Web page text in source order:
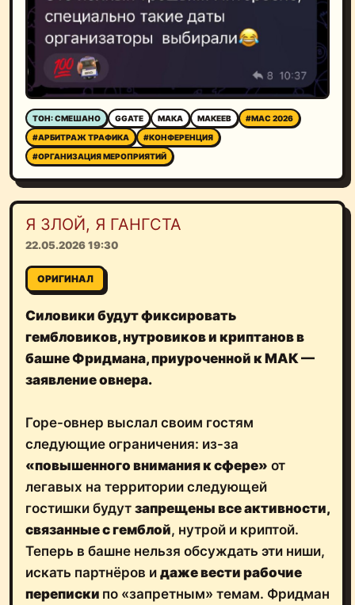
ТОН: СМЕШАНО GGATE МАКА МАКЕЕВ
#MAC 2026
#АРБИТРАЖ ТРАФИКА
#КОНФЕРЕНЦИЯ
#ОРГАНИЗАЦИЯ МЕРОПРИЯТИЙ
Я ЗЛОЙ, Я ГАНГСТА
22.05.2026 19:30
ОРИГИНАЛ
Силовики будут фиксировать
гембловиков, нутровиков и криптанов в
башне Фридмана, приуроченной к МАК —
заявление овнера.
Горе-овнер выслал своим гостям
следующие ограничения: из-за
«повышенного внимания к сфере» от
легавых на территории следующей
гостишки будут запрещены все активности,
связанные с гемблой, нутрой и криптой.
Теперь в башне нельзя обсуждать эти ниши,
искать партнёров и даже вести рабочие
переписки по «запретным» темам. Фридман